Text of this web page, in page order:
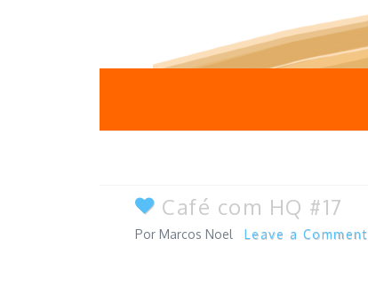
Café com HQ #17
Marcos Noel Leave a Comment